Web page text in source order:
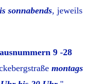
sonnabends, jeweils
9 -28
montags